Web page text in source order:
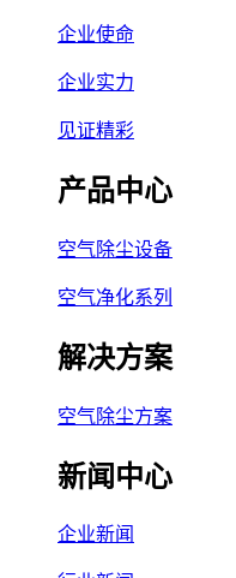
企业使命
企业实力
见证精彩
产品中心
空气除尘设备
空气净化系列
解决方案
空气除尘方案
新闻中心
企业新闻